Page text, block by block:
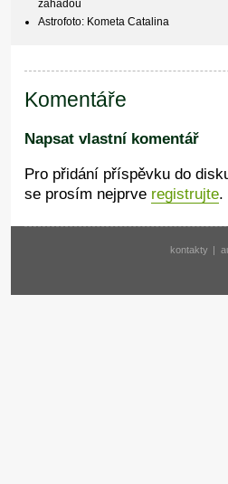
záhadou
Astrofoto: Kometa Catalina
Komentáře
Napsat vlastní komentář
Pro přidání příspěvku do
se prosím nejprve registrujte.
kontakty |